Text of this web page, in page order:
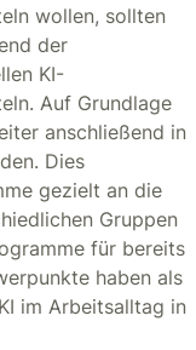
wollen, sollten
der
KI-
Auf Grundlage
anschließend in
Dies
gezielt an die
Gruppen
für bereits
haben als
im Arbeitsalltag in